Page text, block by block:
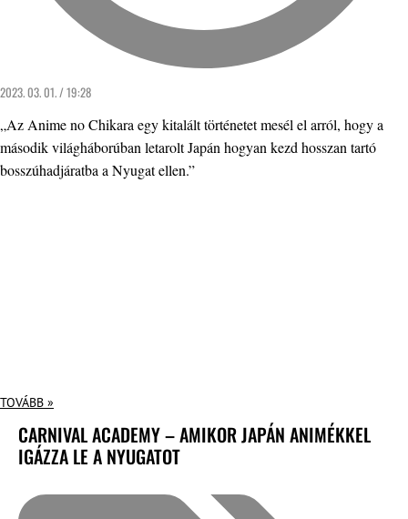
2023. 03. 01. / 19:28
„Az Anime no Chikara egy kitalált történetet mesél el arról, hogy a
második világháborúban letarolt Japán hogyan kezd hosszan tartó
bosszúhadjáratba a Nyugat ellen.”
TOVÁBB »
CARNIVAL ACADEMY – AMIKOR JAPÁN ANIMÉKKEL
IGÁZZA LE A NYUGATOT